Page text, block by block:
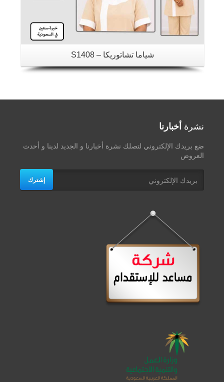
شياما تشاتوريكا – S1408
نشرة أخبارنا
ضع بريدك الإلكتروني لتصلك نشرة أخبارنا و الجديد لدينا و أحدث
العروض
إشترك